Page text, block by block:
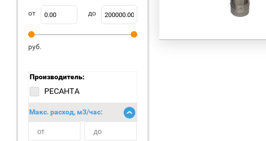
от до
руб.
Производитель:
РЕСАНТА
Макс. расход, м3/час: